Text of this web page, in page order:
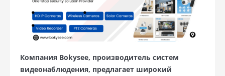
Компания Bokysee, производитель систем
видеонаблюдения, предлагает широкий